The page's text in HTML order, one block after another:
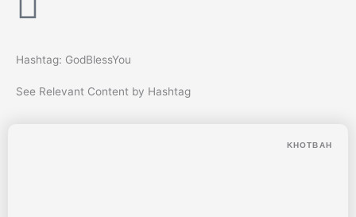
Hashtag: GodBlessYou
See Relevant Content by Hashtag
KHOTBAH